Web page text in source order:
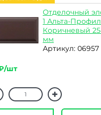
Отделочный
1 Альта-
Коричневый
мм
Артикул: 06957
шт